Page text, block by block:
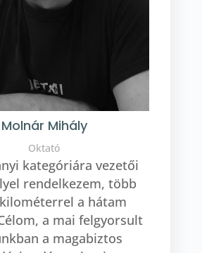
Molnár Mihály
Oktató
kategóriára vezetői
rendelkezem, több
a hátam
a mai felgyorsult
a magabiztos